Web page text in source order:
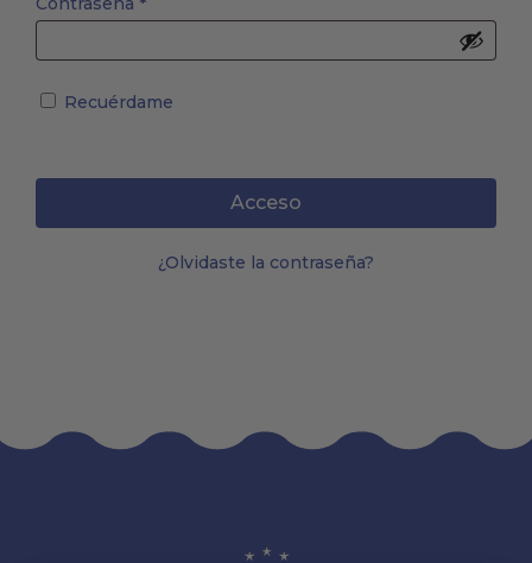
Recuérdame
Acceso
¿Olvidaste la contraseña?